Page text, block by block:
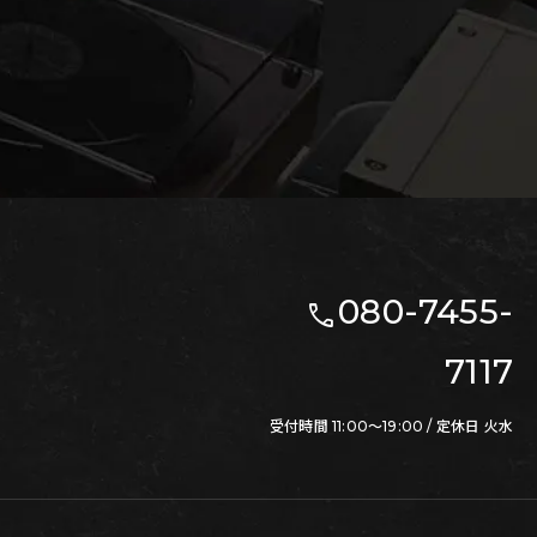
call080-7455-
7117
受付時間 11:00～19:00 / 定休日 火水